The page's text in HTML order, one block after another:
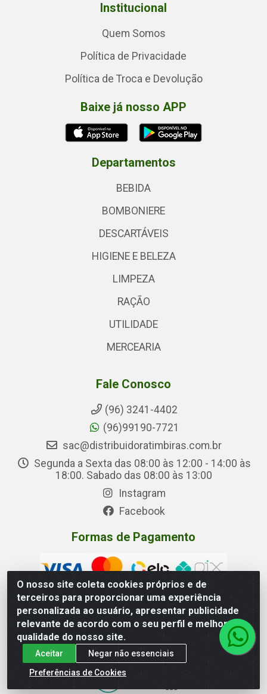
O nosso site coleta cookies próprios e de
terceiros para proporcionar uma experiência
personalizada ao usuário, apresentar publicidade
relevante de acordo com o seu perfil e melhorar a
qualidade do nosso site.
Aceitar
Negar não essenciais
Preferências de Cookies
Institucional
Quem Somos
Política de Privacidade
Política de Troca e Devolução
Baixe já nosso APP
Departamentos
BEBIDA
BOMBONIERE
DESCARTÁVEIS
HIGIENE E BELEZA
LIMPEZA
RAÇÃO
UTILIDADE
MERCEARIA
Fale Conosco
(96) 3241-4402
(96)99190-7721
sac@distribuidoratimbiras.com.br
Segunda a Sexta das 08:00 às 12:00 - 14:00 às
18:00. Sabado das 08:00 às 13:00
Instagram
Facebook
Formas de Pagamento
Distribuidora Timbiras - Rua Manoel Eudóxio Pereira, 3787 –
Beirol, Macapá – AP - CNPJ 05.326.875/0001-00